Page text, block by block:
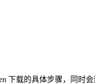
下载的具体步骤，同时